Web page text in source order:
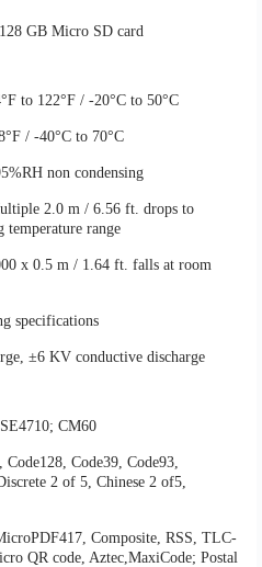
GB Micro SD card
122°F / -20°C to 50°C
/ -40°C to 70°C
non condensing
2.0 m / 6.56 ft. drops to
temperature range
x 0.5 m / 1.64 ft. falls at room
specifications
±6 KV conductive discharge
CM60
Code39, Code93,
2 of 5, Chinese 2 of5,
Composite, RSS, TLC-
QR code, Aztec,MaxiCode; Postal